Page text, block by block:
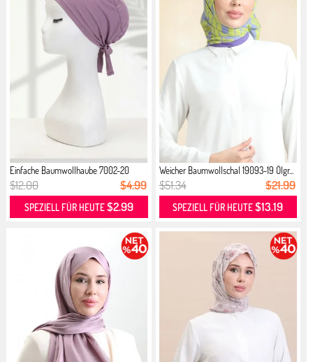
Einfache Baumwollhaube 7002-20
Flieder
$12.00 $4.99
SPEZIELL FÜR HEUTE$2.99
Weicher Baumwollschal 19093-19 Ölgr...
$51.34 $21.99
SPEZIELL FÜR HEUTE$13.19